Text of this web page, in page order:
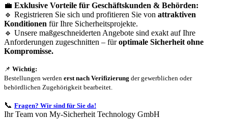
💼 Exklusive Vorteile für Geschäftskunden & Behörden:
🔹 Registrieren Sie sich und profitieren Sie von attraktiven
Konditionen für Ihre Sicherheitsprojekte.
🔹 Unsere maßgeschneiderten Angebote sind exakt auf Ihre
Anforderungen zugeschnitten – füroptimale Sicherheit ohne
Kompromisse.
📌 Wichtig:
Bestellungen werden erst nach Verifizierung der gewerblichen oder
behördlichen Zugehörigkeit bearbeitet.
📞 Fragen? Wir sind für Sie da!
Ihr Team von My-Sicherheit Technology GmbH